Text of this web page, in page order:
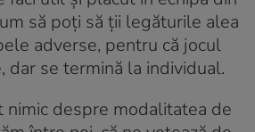
să poți să ții legăturile alea
adverse, pentru că jocul
dar se termină la individual.
nimic despre modalitatea de